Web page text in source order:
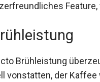
Brühleistung
vonstatten, der